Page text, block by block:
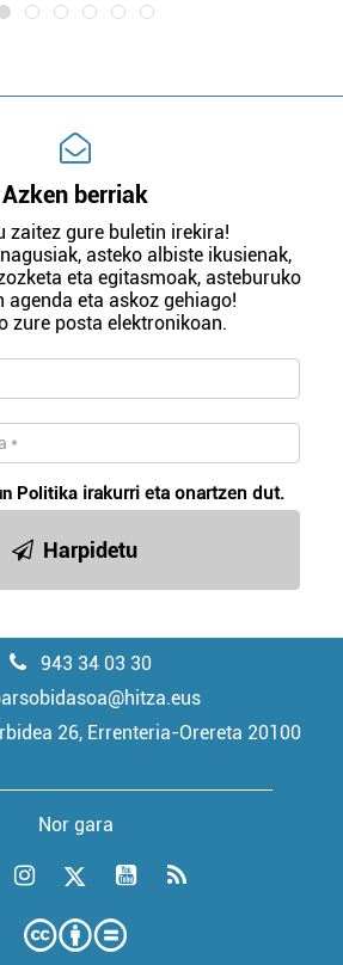
Azken berriak
zaitez gure buletin irekira!
asteko albiste ikusienak,
eta egitasmoak, asteburuko
agenda eta askoz gehiago!
zure posta elektronikoan.
Politika irakurri eta onartzen dut.
Harpidetu
943 34 03 30
26, Errenteria-Orereta 20100
Nor gara